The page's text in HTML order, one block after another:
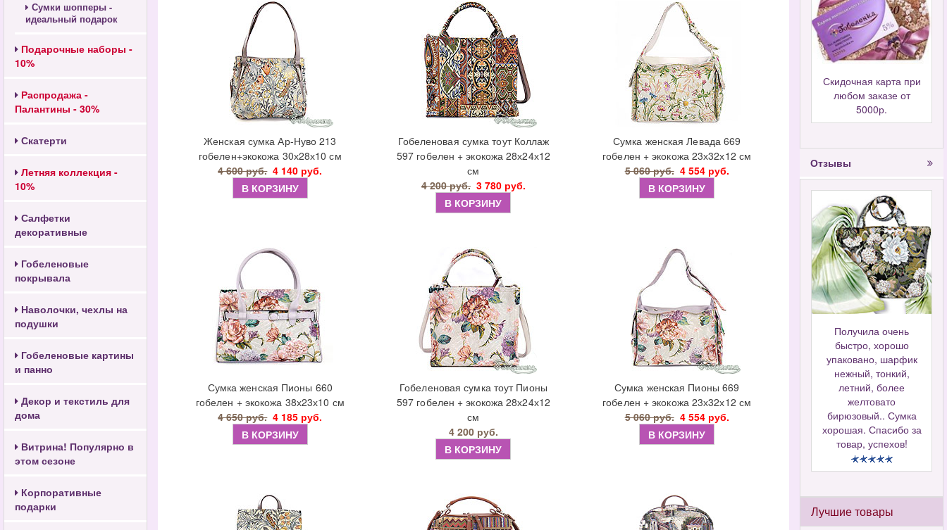
Сумки шопперы -
идеальный подарок
Подарочные наборы -
10%
Распродажа -
Палантины - 30%
Скатерти
Летняя коллекция -
10%
Салфетки
декоративные
Гобеленовые
покрывала
Наволочки, чехлы на
подушки
Гобеленовые картины
и панно
Декор и текстиль для
дома
Витрина! Популярно в
этом сезоне
Корпоративные
подарки
Женская сумка Ар-Нуво 213
гобелен+экокожа 30х28х10 см
4 600 руб. 4 140 руб.
В КОРЗИНУ
Гобеленовая сумка тоут Коллаж
597 гобелен + экокожа 28х24х12
см
4 200 руб. 3 780 руб.
В КОРЗИНУ
Сумка женская Левада 669
гобелен + экокожа 23х32х12 см
5 060 руб. 4 554 руб.
В КОРЗИНУ
Сумка женская Пионы 660
гобелен + экокожа 38х23х10 см
4 650 руб. 4 185 руб.
В КОРЗИНУ
Гобеленовая сумка тоут Пионы
597 гобелен + экокожа 28х24х12
см
4 200 руб.
В КОРЗИНУ
Сумка женская Пионы 669
гобелен + экокожа 23х32х12 см
5 060 руб. 4 554 руб.
В КОРЗИНУ
Скидочная карта при
любом заказе от
5000р.
Отзывы
Получила очень
быстро, хорошо
упаковано, шарфик
нежный, тонкий,
летний, более
желтовато
бирюзовый.. Сумка
хорошая. Спасибо за
товар, успехов!
Лучшие товары